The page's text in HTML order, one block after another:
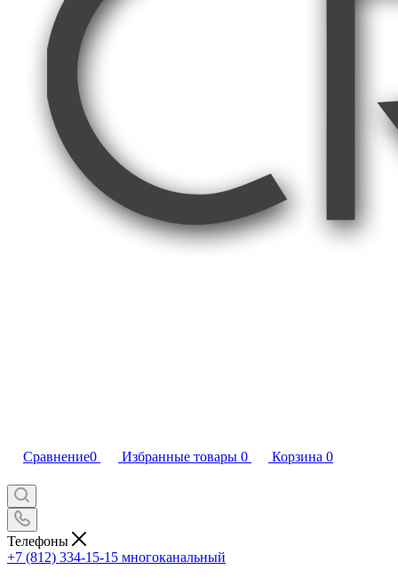
Сравнение0 Избранные товары 0 Корзина 0
Телефоны
+7 (812) 334-15-15 многоканальный